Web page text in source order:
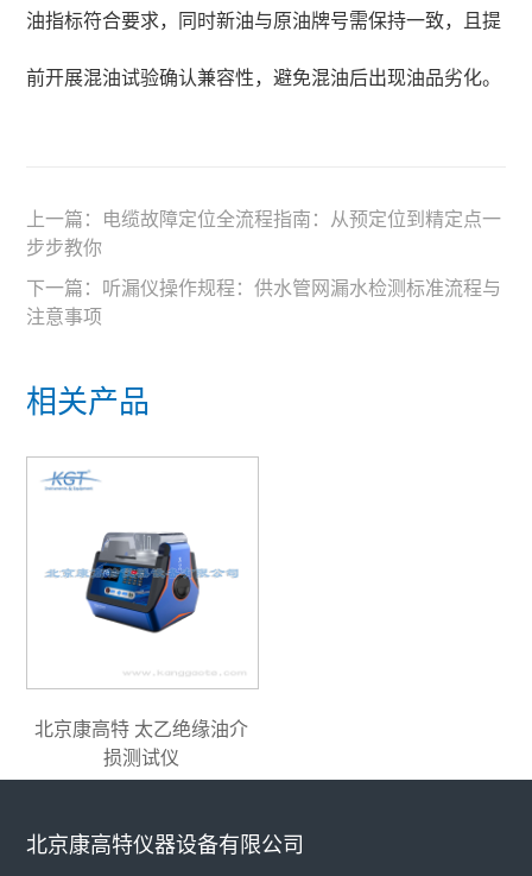
油指标符合要求，同时新油与原油牌号需保持一致，且提
前开展混油试验确认兼容性，避免混油后出现油品劣化。
上一篇： 电缆故障定位全流程指南：从预定位到精定点一
步步教你
下一篇： 听漏仪操作规程：供水管网漏水检测标准流程与
注意事项
相关产品
北京康高特 太乙绝缘油介
损测试仪
北京康高特仪器设备有限公司